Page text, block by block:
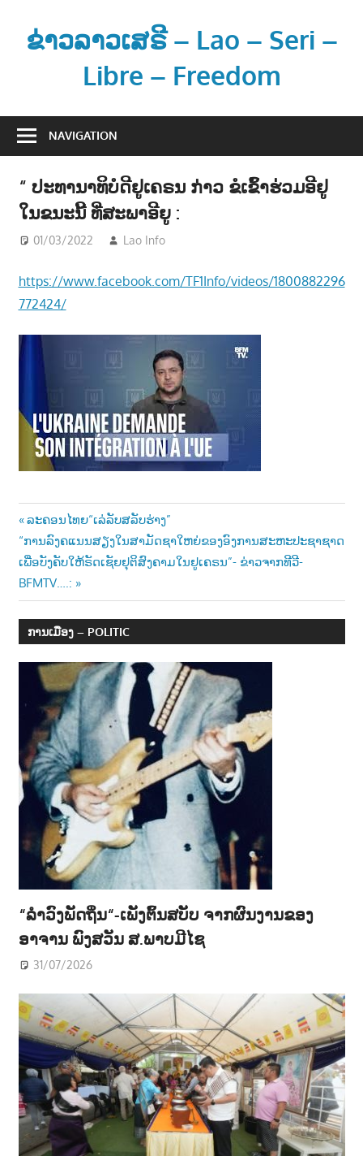
contentຂ່າວລາວເສຣີ – Lao – Seri –
Libre – Freedom
າ
ະ
ຂໍ້
ນ
ຂ່
ວ
ສ
ນ
NAVIGATION
“ ປະທານາທິບໍດີຢູເຄຣນ ກ່າວ ຂໍເຂົ້າຮ່ວມອີຢູ
ໃນຂນະນີ້ ທີ່ສະພາອີຍູ :
01/03/2022 Lao Info
https://www.facebook.com/TF1Info/videos/1800882296
772424/
Post
navigation
Previous
Post:
ລະຄອນໄທຍ“ເລ່ລັບສລັບຮ່າງ”
Next
Post:
“ການລົງຄແນນສຽງໃນສາມັດຊາໃຫຍ່ຂອງອົງການສະຫະປະຊາຊາດ
ເພື່ອບັງຄັບໃຫ້ຣັດເຊັຍຢຸຕິສົງຄາມໃນຢູເຄຣນ”- ຂ່າວຈາກທີວີ-
BFMTV….:
ການເມືອງ – POLITIC
“ລຳວົງພັດຖິ່ນ“-ເພັງຕົ້ນສບັບ ຈາກຜົນງານຂອງ
ອາຈານ ພົງສວັນ ສ.ພາບມີໄຊ
31/07/2026